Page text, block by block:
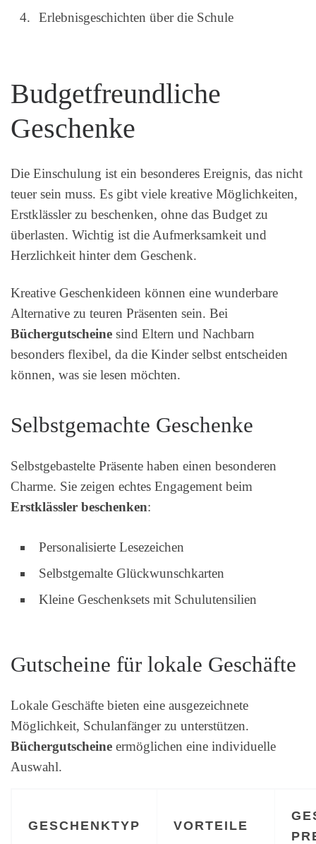
Erlebnisgeschichten über die Schule
Budgetfreundliche
Geschenke
Die Einschulung ist ein besonderes Ereignis, das nicht
teuer sein muss. Es gibt viele kreative Möglichkeiten,
Erstklässler zu beschenken, ohne das Budget zu
überlasten. Wichtig ist die Aufmerksamkeit und
Herzlichkeit hinter dem Geschenk.
Kreative Geschenkideen können eine wunderbare
Alternative zu teuren Präsenten sein. Bei
Büchergutscheine sind Eltern und Nachbarn
besonders flexibel, da die Kinder selbst entscheiden
können, was sie lesen möchten.
Selbstgemachte Geschenke
Selbstgebastelte Präsente haben einen besonderen
Charme. Sie zeigen echtes Engagement beim
Erstklässler beschenken:
Personalisierte Lesezeichen
Selbstgemalte Glückwunschkarten
Kleine Geschenksets mit Schulutensilien
Gutscheine für lokale Geschäfte
Lokale Geschäfte bieten eine ausgezeichnete
Möglichkeit, Schulanfänger zu unterstützen.
Büchergutscheine ermöglichen eine individuelle
Auswahl.
GESCHENKTYP VORTEILE